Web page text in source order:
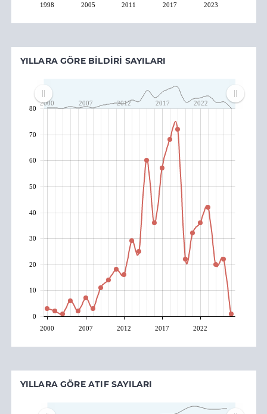
1998 2005 2011 2017 2023
YILLARA GÖRE BILDIRI SAYILARI
2000 2007 2012 2017 2022
2000 2007 2012 2017 2022
0
10
20
30
40
50
60
70
80
YILLARA GÖRE ATIF SAYILARI